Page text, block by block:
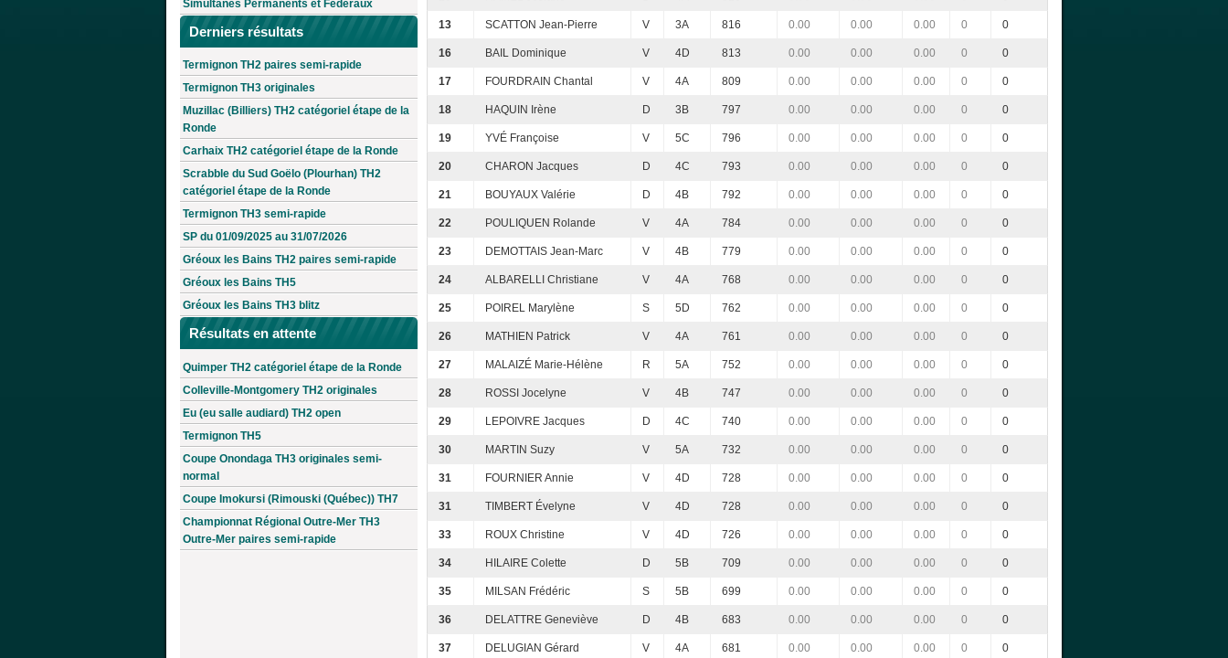
Simultanés Permanents et Fédéraux
Derniers résultats
Termignon TH2 paires semi-rapide
Termignon TH3 originales
Muzillac (Billiers) TH2 catégoriel étape de la
Ronde
Carhaix TH2 catégoriel étape de la Ronde
Scrabble du Sud Goëlo (Plourhan) TH2
catégoriel étape de la Ronde
Termignon TH3 semi-rapide
SP du 01/09/2025 au 31/07/2026
Gréoux les Bains TH2 paires semi-rapide
Gréoux les Bains TH5
Gréoux les Bains TH3 blitz
Résultats en attente
Quimper TH2 catégoriel étape de la Ronde
Colleville-Montgomery TH2 originales
Eu (eu salle audiard) TH2 open
Termignon TH5
Coupe Onondaga TH3 originales semi-
normal
Coupe Imokursi (Rimouski (Québec)) TH7
Championnat Régional Outre-Mer TH3
Outre-Mer paires semi-rapide
13 SCATTON Jean-Pierre V 3A 816 0.00 0.00 0.00 0 0
16 BAIL Dominique V 4D 813 0.00 0.00 0.00 0 0
17 FOURDRAIN Chantal V 4A 809 0.00 0.00 0.00 0 0
18 HAQUIN Irène D 3B 797 0.00 0.00 0.00 0 0
19 YVÉ Françoise V 5C 796 0.00 0.00 0.00 0 0
20 CHARON Jacques D 4C 793 0.00 0.00 0.00 0 0
21 BOUYAUX Valérie D 4B 792 0.00 0.00 0.00 0 0
22 POULIQUEN Rolande V 4A 784 0.00 0.00 0.00 0 0
23 DEMOTTAIS Jean-Marc V 4B 779 0.00 0.00 0.00 0 0
24 ALBARELLI Christiane V 4A 768 0.00 0.00 0.00 0 0
25 POIREL Marylène S 5D 762 0.00 0.00 0.00 0 0
26 MATHIEN Patrick V 4A 761 0.00 0.00 0.00 0 0
27 MALAIZÉ Marie-Hélène R 5A 752 0.00 0.00 0.00 0 0
28 ROSSI Jocelyne V 4B 747 0.00 0.00 0.00 0 0
29 LEPOIVRE Jacques D 4C 740 0.00 0.00 0.00 0 0
30 MARTIN Suzy V 5A 732 0.00 0.00 0.00 0 0
31 FOURNIER Annie V 4D 728 0.00 0.00 0.00 0 0
31 TIMBERT Évelyne V 4D 728 0.00 0.00 0.00 0 0
33 ROUX Christine V 4D 726 0.00 0.00 0.00 0 0
34 HILAIRE Colette D 5B 709 0.00 0.00 0.00 0 0
35 MILSAN Frédéric S 5B 699 0.00 0.00 0.00 0 0
36 DELATTRE Geneviève D 4B 683 0.00 0.00 0.00 0 0
37 DELUGIAN Gérard V 4A 681 0.00 0.00 0.00 0 0